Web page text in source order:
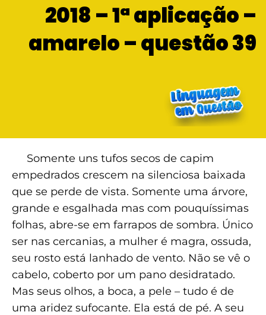
2018 – 1ª aplicação –
amarelo – questão 39
Somente uns tufos secos de capim
empedrados crescem na silenciosa baixada
que se perde de vista. Somente uma árvore,
grande e esgalhada mas com pouquíssimas
folhas, abre-se em farrapos de sombra. Único
ser nas cercanias, a mulher é magra, ossuda,
seu rosto está lanhado de vento. Não se vê o
cabelo, coberto por um pano desidratado.
Mas seus olhos, a boca, a pele – tudo é de
uma aridez sufocante. Ela está de pé. A seu